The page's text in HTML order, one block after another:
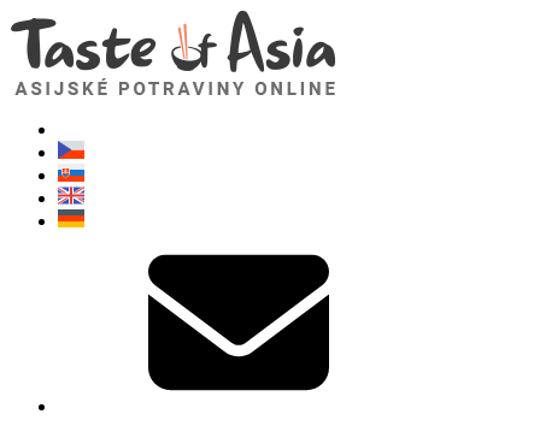
TasteOfAsia.cz
Neváhejte se zeptat. Jsem tady pro vás!